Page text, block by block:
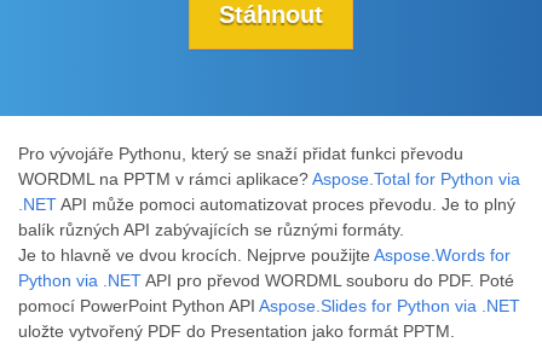
Stáhnout
Pro vývojáře Pythonu, který se snaží přidat funkci převodu
WORDML na PPTM v rámci aplikace?Aspose.Total for Python via
.NETAPI může pomoci automatizovat proces převodu. Je to plný
balík různých API zabývajících se různými formáty.
Je to hlavně ve dvou krocích. Nejprve použijte Aspose.Words for
Python via .NETAPI pro převod WORDML souboru do PDF. Poté
pomocí PowerPoint Python API Aspose.Slides for Python via .NET
uložte vytvořený PDF do Presentation jako formát PPTM.